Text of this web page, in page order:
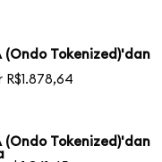
(Ondo Tokenized)'dan
(Ondo Tokenized)'dan